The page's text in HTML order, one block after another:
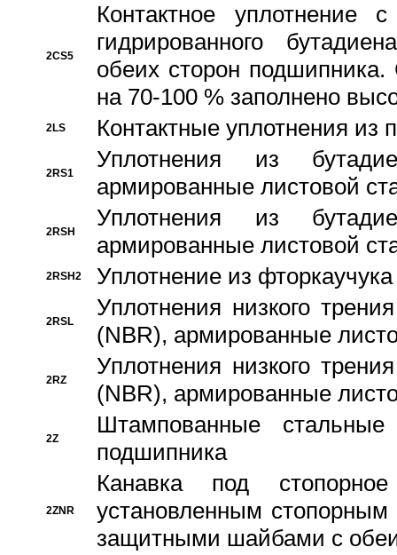
2CS5
Контактное уплотнение
гидрированного
обеих сторон
на 70-100 % заполнено
2LS Контактные уплотнения из
2RS1
Уплотнения из
армированные листовой
2RSH
Уплотнения из
армированные листовой
2RSH2 Уплотнение из
2RSL
Уплотнения низкого
(NBR), армированные
2RZ
Уплотнения низкого
(NBR), армированные
2Z
Штампованные
подшипника
2ZNR
Канавка под
установленным
защитными шайбами с